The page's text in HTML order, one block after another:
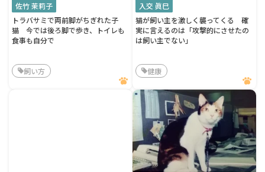
佐竹 茉莉子
トラバサミで両前脚がちぎれた子
猫 今では後ろ脚で歩き、トイレも
食事も自分で
飼い方
入交 眞巳
猫が飼い主を激しく襲ってくる 確
実に言えるのは「攻撃的にさせたの
は飼い主でない」
健康